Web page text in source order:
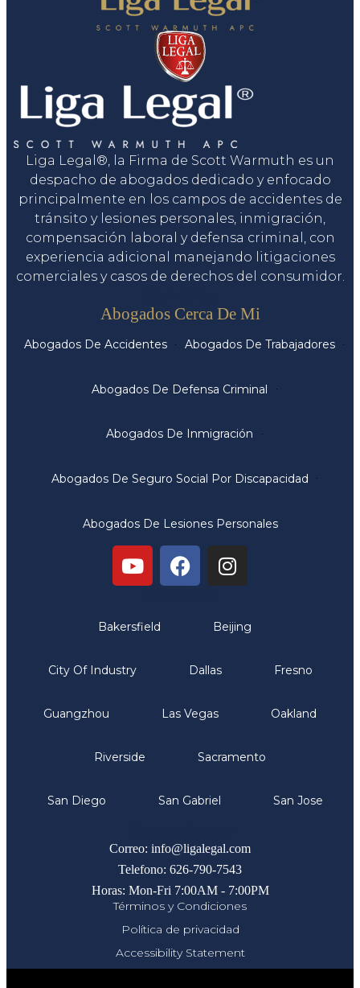
Liga Legal®, la Firma de Scott Warmuth es un
despacho de abogados dedicado y enfocado
principalmente en los campos de accidentes de
tránsito y lesiones personales, inmigración,
compensación laboral y defensa criminal, con
experiencia adicional manejando litigaciones
comerciales y casos de derechos del consumidor.
Abogados Cerca De Mi
Abogados De Accidentes Abogados De Trabajadores
Abogados De Defensa Criminal
Abogados De Inmigración
Abogados De Seguro Social Por Discapacidad
Abogados De Lesiones Personales
Bakersfield Beijing
City Of Industry Dallas Fresno
Guangzhou Las Vegas Oakland
Riverside Sacramento
San Diego San Gabriel San Jose
Correo: info@ligalegal.com
Telefono: 626-790-7543
Horas: Mon-Fri 7:00AM - 7:00PM
Términos y Condiciones
Política de privacidad
Accessibility Statement